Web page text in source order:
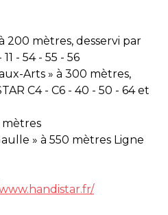
200 mètres, desservi par
- 54 - 55 - 56
Arts » à 300 mètres,
C4 - C6 - 40 - 50 - 64 et
mètres
» à 550 mètres Ligne